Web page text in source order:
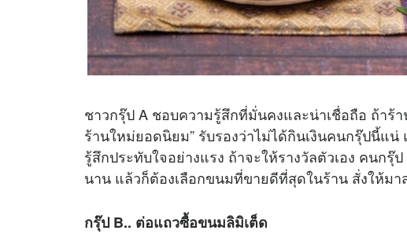
ชาวกรุ๊ป A ชอบความรู้สึกที่มั่นคงและน่าเชื่อถือ ถ้าร้า
ร้านใหม่ยอดนิยม” รับรองว่าไม่ได้กินเงินคนกรุ๊ปนี้แน่
รู้สึกประทับใจอย่างแรง ถ้าจะให้รางวัลตัวเอง คนก
นาน แล้วก็ต้องเลือกขนมที่ขายดีที่สุดในร้าน สั่งให้มา
กรุ๊ป B.. ต่อแถวซื้อขนมลิมิเต็ด